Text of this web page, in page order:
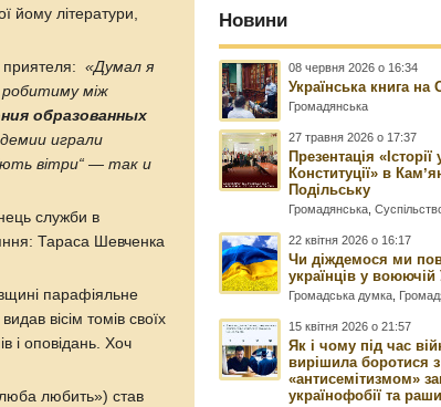
йому літератури,
приятеля:«Думал я
між
образованных
играли
вітри“ — так и
служби в
Тараса Шевченка
парафіяльне
вісім томів своїх
і оповідань. Хоч
любить») став
Новини
08 червня 2026 о 16:34
Українська книга на
Громадянська
27 травня 2026 о 17:37
Презентація «Історії
Конституції» в
Подільську
Громадянська ,
22 квітня 2026 о 16:17
Чи діждемося ми
українців у воюючій
Громадська думка
15 квітня 2026 о 21:57
Як і чому під час
вирішила боротися з
«антисемітизмом»
українофобії та